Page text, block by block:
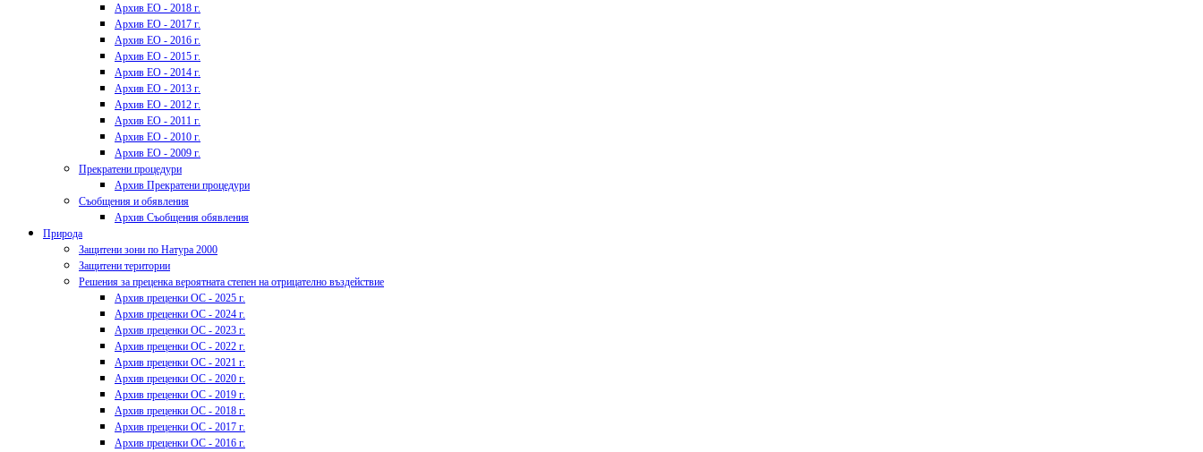
Архив ЕО - 2018 г.
Архив ЕО - 2017 г.
Архив ЕО - 2016 г.
Архив ЕО - 2015 г.
Архив ЕО - 2014 г.
Архив ЕО - 2013 г.
Архив ЕО - 2012 г.
Архив ЕО - 2011 г.
Архив ЕО - 2010 г.
Архив ЕО - 2009 г.
Прекратени процедури
Архив Прекратени процедури
Съобщения и обявления
Архив Съобщения обявления
Природа
Защитени зони по Натура 2000
Защитени територии
Решения за преценка вероятната степен на отрицателно въздействие
Архив преценки ОС - 2025 г.
Архив преценки ОС - 2024 г.
Архив преценки ОС - 2023 г.
Архив преценки ОС - 2022 г.
Архив преценки ОС - 2021 г.
Архив преценки ОС - 2020 г.
Архив преценки ОС - 2019 г.
Архив преценки ОС - 2018 г.
Архив преценки ОС - 2017 г.
Архив преценки ОС - 2016 г.